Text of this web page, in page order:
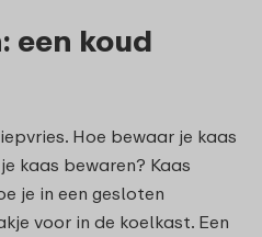
een koud
Hoe bewaar je kaas
kaas bewaren? Kaas
je in een gesloten
voor in de koelkast. Een